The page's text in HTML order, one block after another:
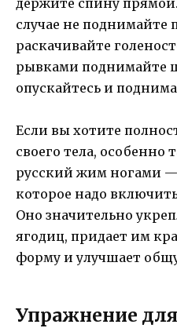
случае не поднимайте
раскачивайте
рывками поднимайте
опускайтесь и
Если вы хотите
своего тела, особенно
русский жим ногами
которое надо
Оно значительно
ягодиц, придает им
форму и улучшает
Упражнение